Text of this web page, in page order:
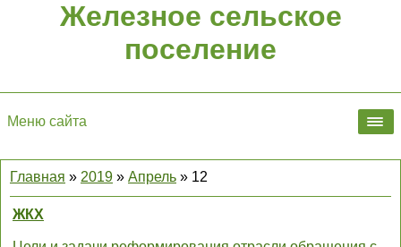
Железное сельское
поселение
Меню сайта
Главная » 2019 » Апрель » 12
ЖКХ